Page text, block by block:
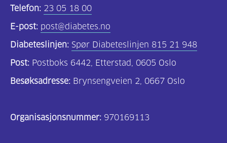
Om
(195)
Telefon: 23 05 18 00
E-post: post@diabetes.no
Diabeteslinjen: Spør Diabeteslinjen 815 21 948
Post: Postboks 6442, Etterstad, 0605 Oslo
Besøksadresse: Brynsengveien 2, 0667 Oslo
Organisasjonsnummer: 970169113